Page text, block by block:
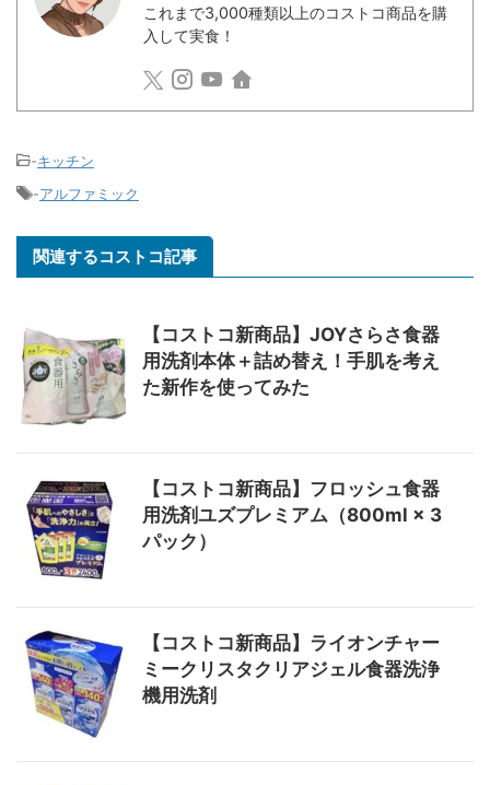
これまで3,000種類以上のコストコ商品を購
入して実食！
-キッチン
-アルファミック
関連するコストコ記事
【コストコ新商品】JOYさらさ食器
用洗剤本体＋詰め替え！手肌を考え
た新作を使ってみた
【コストコ新商品】フロッシュ食器
用洗剤ユズプレミアム（800ml × 3
パック）
【コストコ新商品】ライオンチャー
ミークリスタクリアジェル食器洗浄
機用洗剤